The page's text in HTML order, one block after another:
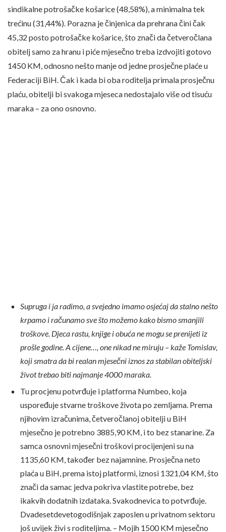
sindikalne potrošačke košarice (48,58%), a minimalna tek
trećinu (31,44%). Porazna je činjenica da prehrana čini čak
45,32 posto potrošačke košarice, što znači da četveročlana
obitelj samo za hranu i piće mjesečno treba izdvojiti gotovo
1450 KM, odnosno nešto manje od jedne prosječne plaće u
Federaciji BiH. Čak i kada bi oba roditelja primala prosječnu
plaću, obitelji bi svakoga mjeseca nedostajalo više od tisuću
maraka – za ono osnovno.
Supruga i ja radimo, a svejedno imamo osjećaj da stalno nešto
krpamo i računamo sve što možemo kako bismo smanjili
troškove. Djeca rastu, knjige i obuća ne mogu se prenijeti iz
prošle godine. A cijene…, one nikad ne miruju – kaže Tomislav,
koji smatra da bi realan mjesečni iznos za stabilan obiteljski
život trebao biti najmanje 4000 maraka.
Tu procjenu potvrđuje i platforma Numbeo, koja
uspoređuje stvarne troškove života po zemljama. Prema
njihovim izračunima, četveročlanoj obitelji u BiH
mjesečno je potrebno 3885,90 KM, i to bez stanarine. Za
samca osnovni mjesečni troškovi procijenjeni su na
1135,60 KM, također bez najamnine. Prosječna neto
plaća u BiH, prema istoj platformi, iznosi 1321,04 KM, što
znači da samac jedva pokriva vlastite potrebe, bez
ikakvih dodatnih izdataka. Svakodnevica to potvrđuje.
Dvadesetdevetogodišnjak zaposlen u privatnom sektoru
još uvijek živi s roditeljima. – Mojih 1500 KM mjesečno